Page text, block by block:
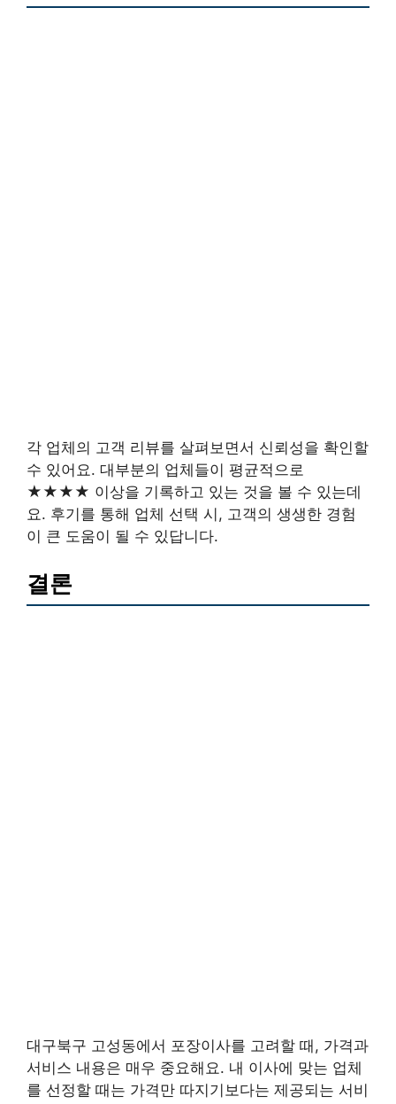
각 업체의 고객 리뷰를 살펴보면서 신뢰성을 확인할
수 있어요. 대부분의 업체들이 평균적으로
★★★★ 이상을 기록하고 있는 것을 볼 수 있는데
요. 후기를 통해 업체 선택 시, 고객의 생생한 경험
이 큰 도움이 될 수 있답니다.
결론
대구북구 고성동에서 포장이사를 고려할 때, 가격과
서비스 내용은 매우 중요해요. 내 이사에 맞는 업체
를 선정할 때는 가격만 따지기보다는 제공되는 서비